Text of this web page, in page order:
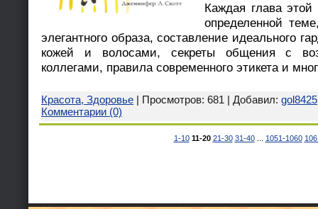
Каждая глава
определенной
элегантного образа, составление идеального
кожей и волосами, секреты общения с
коллегами, правила современного этикета и
Красота, Здоровье | Просмотров: 681 | Добавил: gol8425
Комментарии (0)
1-10 11-20 21-30 31-40 ... 1051-1060